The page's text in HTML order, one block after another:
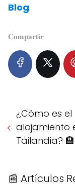
Blog.
𝐂𝐨𝐦𝐩𝐚𝐫𝐭𝐢𝐫
¿Cómo es el
alojamiento
Tailandia? 🏨
📰 Artículos